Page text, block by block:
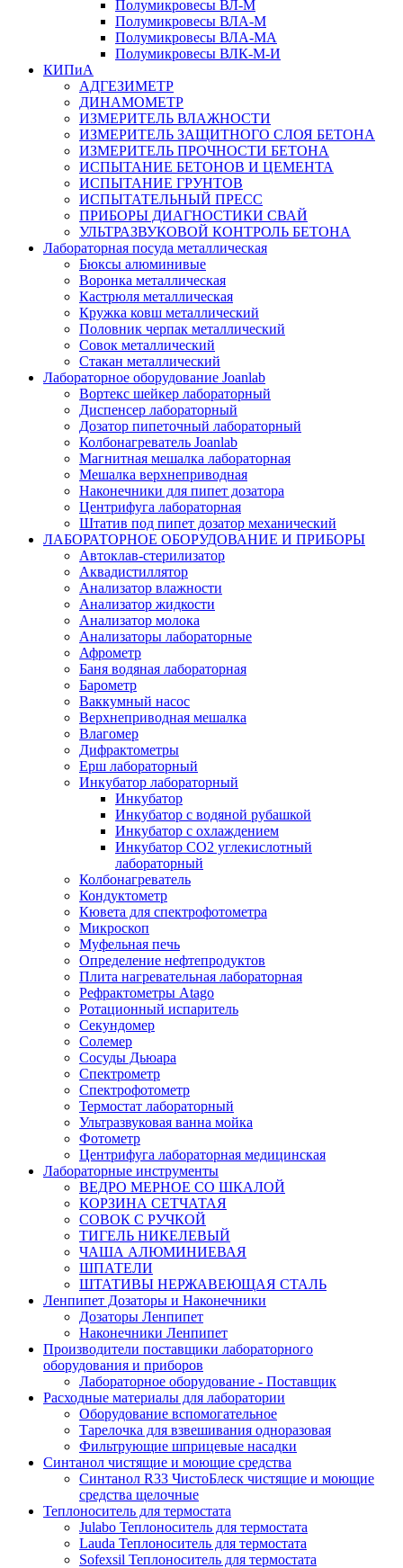
Полумикровесы ВЛ-М
Полумикровесы ВЛА-М
Полумикровесы ВЛА-МА
Полумикровесы ВЛК-М-И
КИПиА
АДГЕЗИМЕТР
ДИНАМОМЕТР
ИЗМЕРИТЕЛЬ ВЛАЖНОСТИ
ИЗМЕРИТЕЛЬ ЗАЩИТНОГО СЛОЯ БЕТОНА
ИЗМЕРИТЕЛЬ ПРОЧНОСТИ БЕТОНА
ИСПЫТАНИЕ БЕТОНОВ И ЦЕМЕНТА
ИСПЫТАНИЕ ГРУНТОВ
ИСПЫТАТЕЛЬНЫЙ ПРЕСС
ПРИБОРЫ ДИАГНОСТИКИ СВАЙ
УЛЬТРАЗВУКОВОЙ КОНТРОЛЬ БЕТОНА
Лабораторная посуда металлическая
Бюксы алюминивые
Воронка металлическая
Кастрюля металлическая
Кружка ковш металлический
Половник черпак металлический
Совок металлический
Стакан металлический
Лабораторное оборудование Joanlab
Вортекс шейкер лабораторный
Диспенсер лабораторный
Дозатор пипеточный лабораторный
Колбонагреватель Joanlab
Магнитная мешалка лабораторная
Мешалка верхнеприводная
Наконечники для пипет дозатора
Центрифуга лабораторная
Штатив под пипет дозатор механический
ЛАБОРАТОРНОЕ ОБОРУДОВАНИЕ И ПРИБОРЫ
Автоклав-стерилизатор
Аквадистиллятор
Анализатор влажности
Анализатор жидкости
Анализатор молока
Анализаторы лабораторные
Афрометр
Баня водяная лабораторная
Барометр
Ваккумный насос
Верхнеприводная мешалка
Влагомер
Дифрактометры
Ерш лабораторный
Инкубатор лабораторный
Инкубатор
Инкубатор с водяной рубашкой
Инкубатор с охлаждением
Инкубатор СО2 углекислотный
лабораторный
Колбонагреватель
Кондуктометр
Кювета для спектрофотометра
Микроскоп
Муфельная печь
Определение нефтепродуктов
Плита нагревательная лабораторная
Рефрактометры Atago
Ротационный испаритель
Секундомер
Солемер
Сосуды Дьюара
Спектрометр
Спектрофотометр
Термостат лабораторный
Ультразвуковая ванна мойка
Фотометр
Центрифуга лабораторная медицинская
Лабораторные инструменты
ВЕДРО МЕРНОЕ СО ШКАЛОЙ
КОРЗИНА СЕТЧАТАЯ
СОВОК С РУЧКОЙ
ТИГЕЛЬ НИКЕЛЕВЫЙ
ЧАША АЛЮМИНИЕВАЯ
ШПАТЕЛИ
ШТАТИВЫ НЕРЖАВЕЮЩАЯ СТАЛЬ
Ленпипет Дозаторы и Наконечники
Дозаторы Ленпипет
Наконечники Ленпипет
Производители поставщики лабораторного
оборудования и приборов
Лабораторное оборудование - Поставщик
Расходные материалы для лаборатории
Оборудование вспомогательное
Тарелочка для взвешивания одноразовая
Фильтрующие шприцевые насадки
Синтанол чистящие и моющие средства
Синтанол R33 ЧистоБлеск чистящие и моющие
средства щелочные
Теплоноситель для термостата
Julabo Теплоноситель для термостата
Lauda Теплоноситель для термостата
Sofexsil Теплоноситель для термостата